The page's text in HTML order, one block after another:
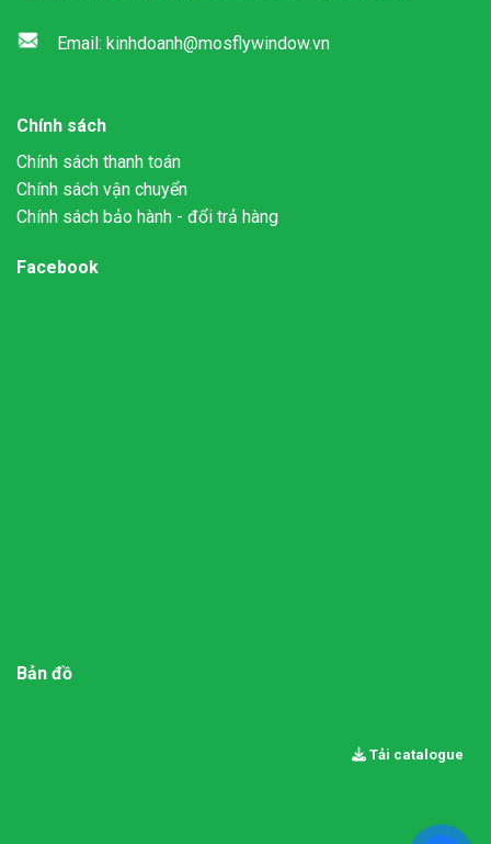
Tải catalogue
Email: kinhdoanh@mosflywindow.vn
Chính sách
Chính sách thanh toán
Chính sách vận chuyển
Chính sách bảo hành - đổi trả hàng
Facebook
Bản đồ